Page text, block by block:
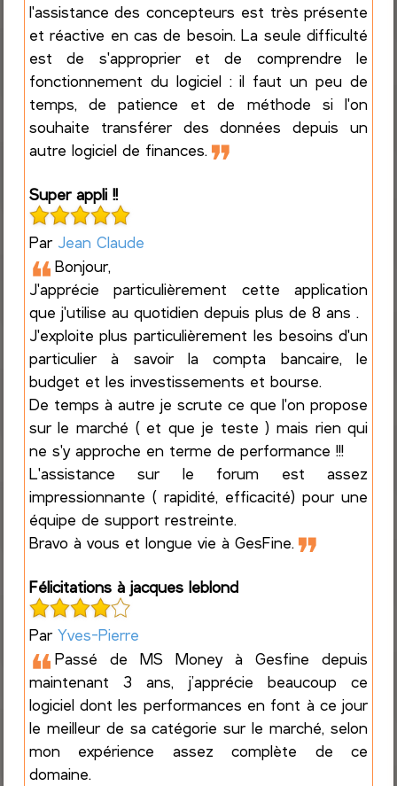
l'assistance des concepteurs est très présente
et réactive en cas de besoin. La seule difficulté
est de s'approprier et de comprendre le
fonctionnement du logiciel : il faut un peu de
temps, de patience et de méthode si l'on
souhaite transférer des données depuis un
autre logiciel de finances. ❞
Super appli !!
Par Jean Claude
❝Bonjour,
J'apprécie particulièrement cette application
que j'utilise au quotidien depuis plus de 8 ans .
J'exploite plus particulièrement les besoins d'un
particulier à savoir la compta bancaire, le
budget et les investissements et bourse.
De temps à autre je scrute ce que l'on propose
sur le marché ( et que je teste ) mais rien qui
ne s'y approche en terme de performance !!!
L'assistance sur le forum est assez
impressionnante ( rapidité, efficacité) pour une
équipe de support restreinte.
Bravo à vous et longue vie à GesFine. ❞
Félicitations à jacques leblond
Par Yves-Pierre
❝Passé de MS Money à Gesfine depuis
maintenant 3 ans, j’apprécie beaucoup ce
logiciel dont les performances en font à ce jour
le meilleur de sa catégorie sur le marché, selon
mon expérience assez complète de ce
domaine.